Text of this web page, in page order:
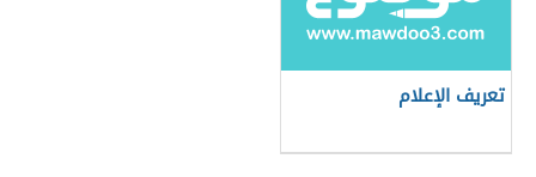
تعريف الإعلام